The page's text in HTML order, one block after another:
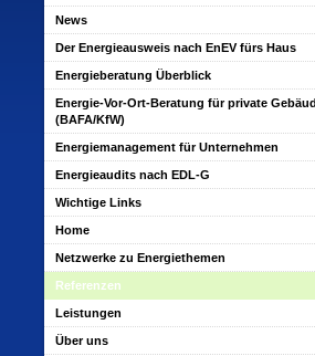
News
Der Energieausweis nach EnEV fürs Haus
Energieberatung Überblick
Energie-Vor-Ort-Beratung für private
(BAFA/KfW)
Energiemanagement für Unternehmen
Energieaudits nach EDL-G
Wichtige Links
Home
Netzwerke zu Energiethemen
Referenzen
Leistungen
Über uns